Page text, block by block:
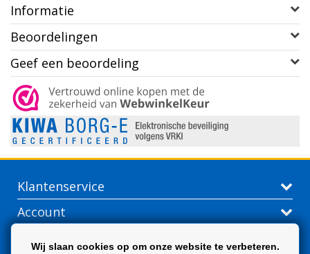
Informatie
Beoordelingen
Geef een beoordeling
Klantenservice
Account
Wij slaan cookies op om onze website te verbeteren.